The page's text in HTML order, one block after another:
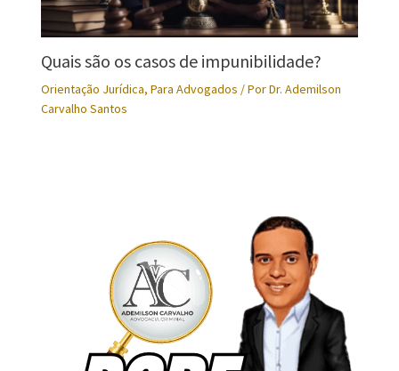
Quais são os casos de impunibilidade?
Orientação Jurídica, Para Advogados / PorDr. Ademilson
Carvalho Santos